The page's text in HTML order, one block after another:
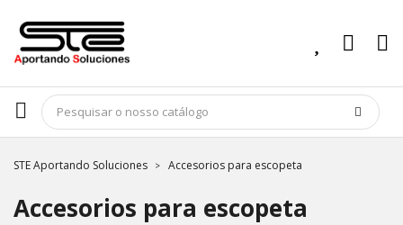
STE Aportando Soluciones Accesorios para escopeta
Accesorios para escopeta